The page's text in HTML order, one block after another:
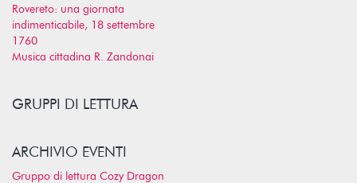
Rovereto: una giornata
indimenticabile, 18 settembre
1760
Musica cittadina R. Zandonai
GRUPPI DI LETTURA
ARCHIVIO EVENTI
Gruppo di lettura Cozy Dragon